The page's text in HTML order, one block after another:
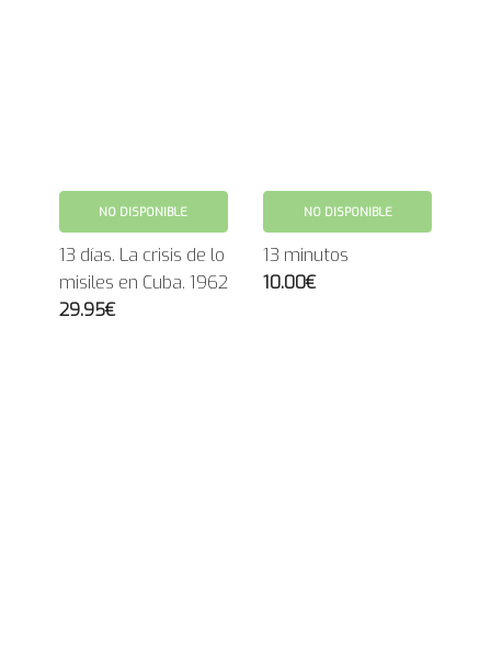
NO DISPONIBLE
13 días. La crisis de lo
misiles en Cuba. 1962
29.95€
NO DISPONIBLE
13 minutos
10.00€